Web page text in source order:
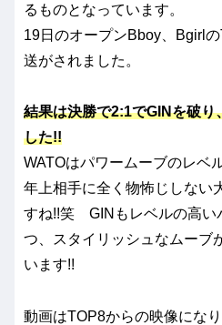
るものとなっています。
19日のオープンBboy、Bgirl
送がされました。
結果は決勝で2:1でGINを破り
した!!
WATOはパワームーブのレベ
年上相手に全く物怖じしない
すね!!笑 GINもレベルの高い
つ、スタイリッシュなムーブ
います!!
動画はTOP8からの映像になり